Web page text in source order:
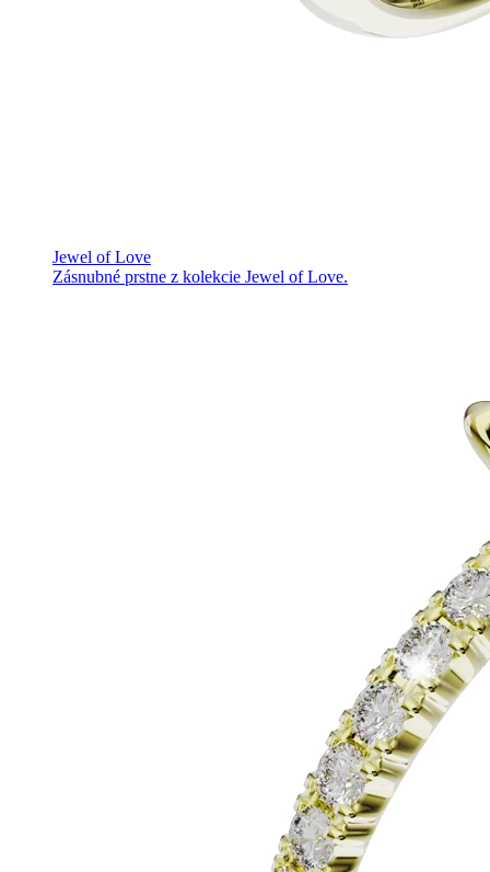
Jewel of Love
Zásnubné prstne z kolekcie Jewel of Love.